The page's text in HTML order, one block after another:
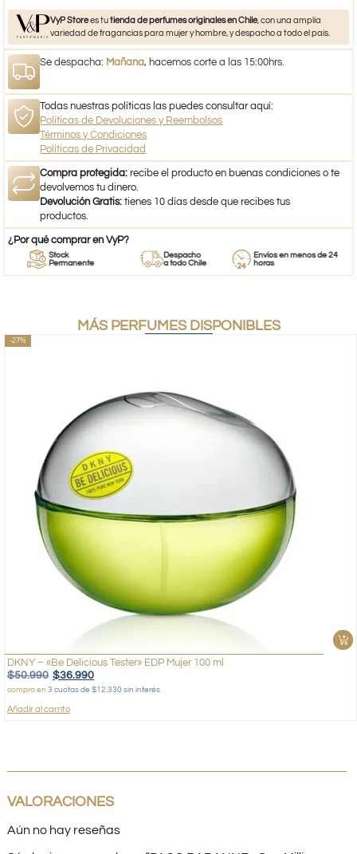
VyP Storees tutienda de perfumes originales en Chile, con una amplia
variedad de fragancias para mujer y hombre, y despacho a todo el país.
Se despacha: Mañana, hacemos corte a las 15:00hrs.
Todas nuestras políticas las puedes consultar aquí:
Políticas de Devoluciones y Reembolsos
Términos y Condiciones
Políticas de Privacidad
Compra protegida: recibe el producto en buenas condiciones o te
devolvemos tu dinero.
Devolución Gratis: tienes 10 días desde que recibes tus
productos.
¿Por qué comprar en VyP?
Stock
Permanente
Despacho
a todo Chile
Envíos en menos de 24
horas
MÁS PERFUMES DISPONIBLES
-27%
DKNY – «Be Delicious Tester» EDP Mujer 100 ml
$50.990 $36.990
compra en 3 cuotas de $12.330 sin interés
Añadir al carrito
VALORACIONES
Aún no hay reseñas